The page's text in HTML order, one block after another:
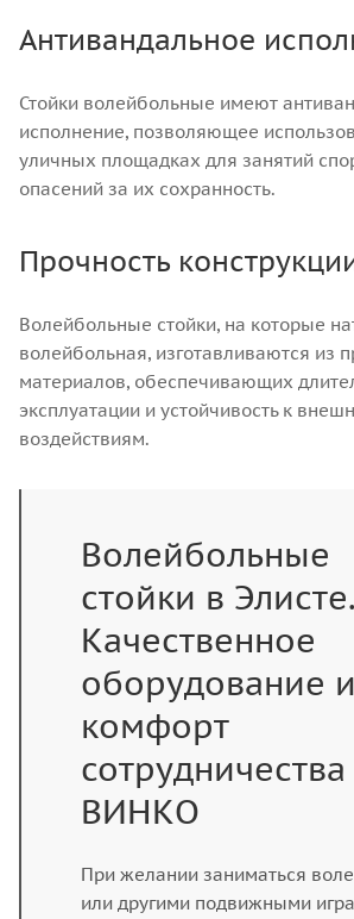
Антивандальное
Стойки волейбольные имеют
исполнение, позволяющее
уличных площадках для занятий
опасений за их сохранность.
Прочность
Волейбольные стойки, на которые
волейбольная, изготавливаются из
материалов, обеспечивающих
эксплуатации и устойчивость к
воздействиям.
Волейбольные
стойки в Элисте.
Качественное
оборудование и
комфорт
сотрудничества
ВИНКО
При желании заниматься
или другими подвижными